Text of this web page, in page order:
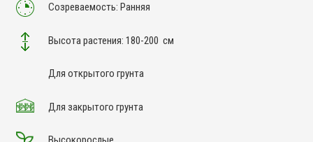
Созреваемость: Ранняя
Высота растения: 180-200 см
Для открытого грунта
Для закрытого грунта